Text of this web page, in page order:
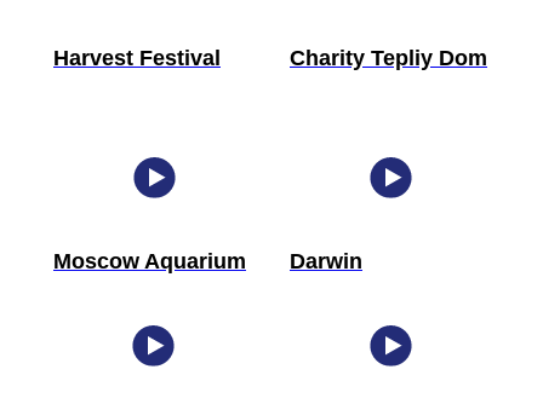
Harvest Festival Charity Tepliy Dom
Moscow Aquarium Darwin